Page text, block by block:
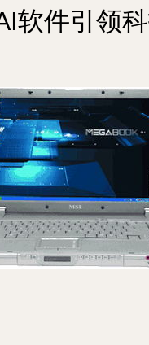
软件引领